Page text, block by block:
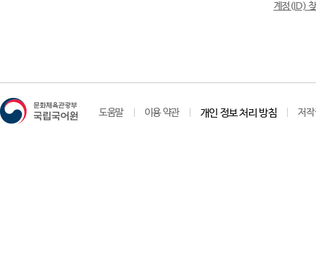
계정(ID)
도움말 이용 약관 개인 정보 처리 방침 저